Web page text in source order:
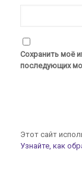
Сохранить моё
последующих
Этот сайт
Узнайте, как